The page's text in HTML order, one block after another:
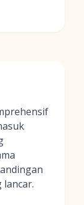
lancar.